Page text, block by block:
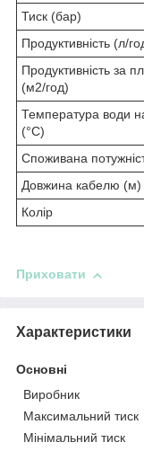
Тиск (бар)
Продуктивність (л/
Продуктивність за
(м2/год)
Температура води
(°C)
Споживана
Довжина кабелю (м)
Колір
Приховати
Характеристики
Основні
Виробник
Максимальний тиск
Мінімальний тиск